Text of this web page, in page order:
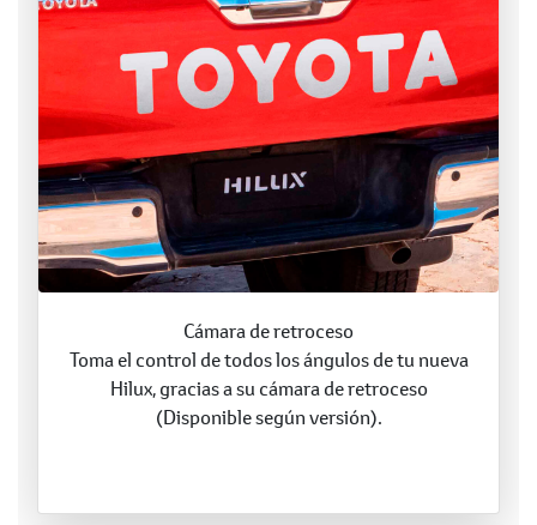
Cámara de retroceso
Toma el control de todos los ángulos de tu nueva
Hilux, gracias a su cámara de retroceso
(Disponible según versión).